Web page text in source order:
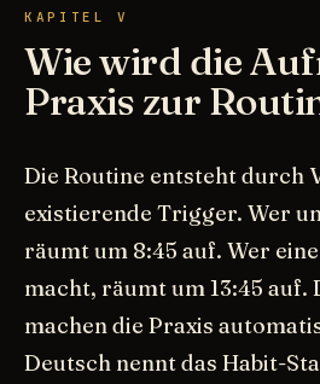
KAPITEL V
Wie wird die
Praxis zur
Die Routine entsteht durch
existierende Trigger. Wer
räumt um 8:45 auf. Wer
macht, räumt um 13:45 auf.
machen die Praxis
Deutsch nennt das Habit-